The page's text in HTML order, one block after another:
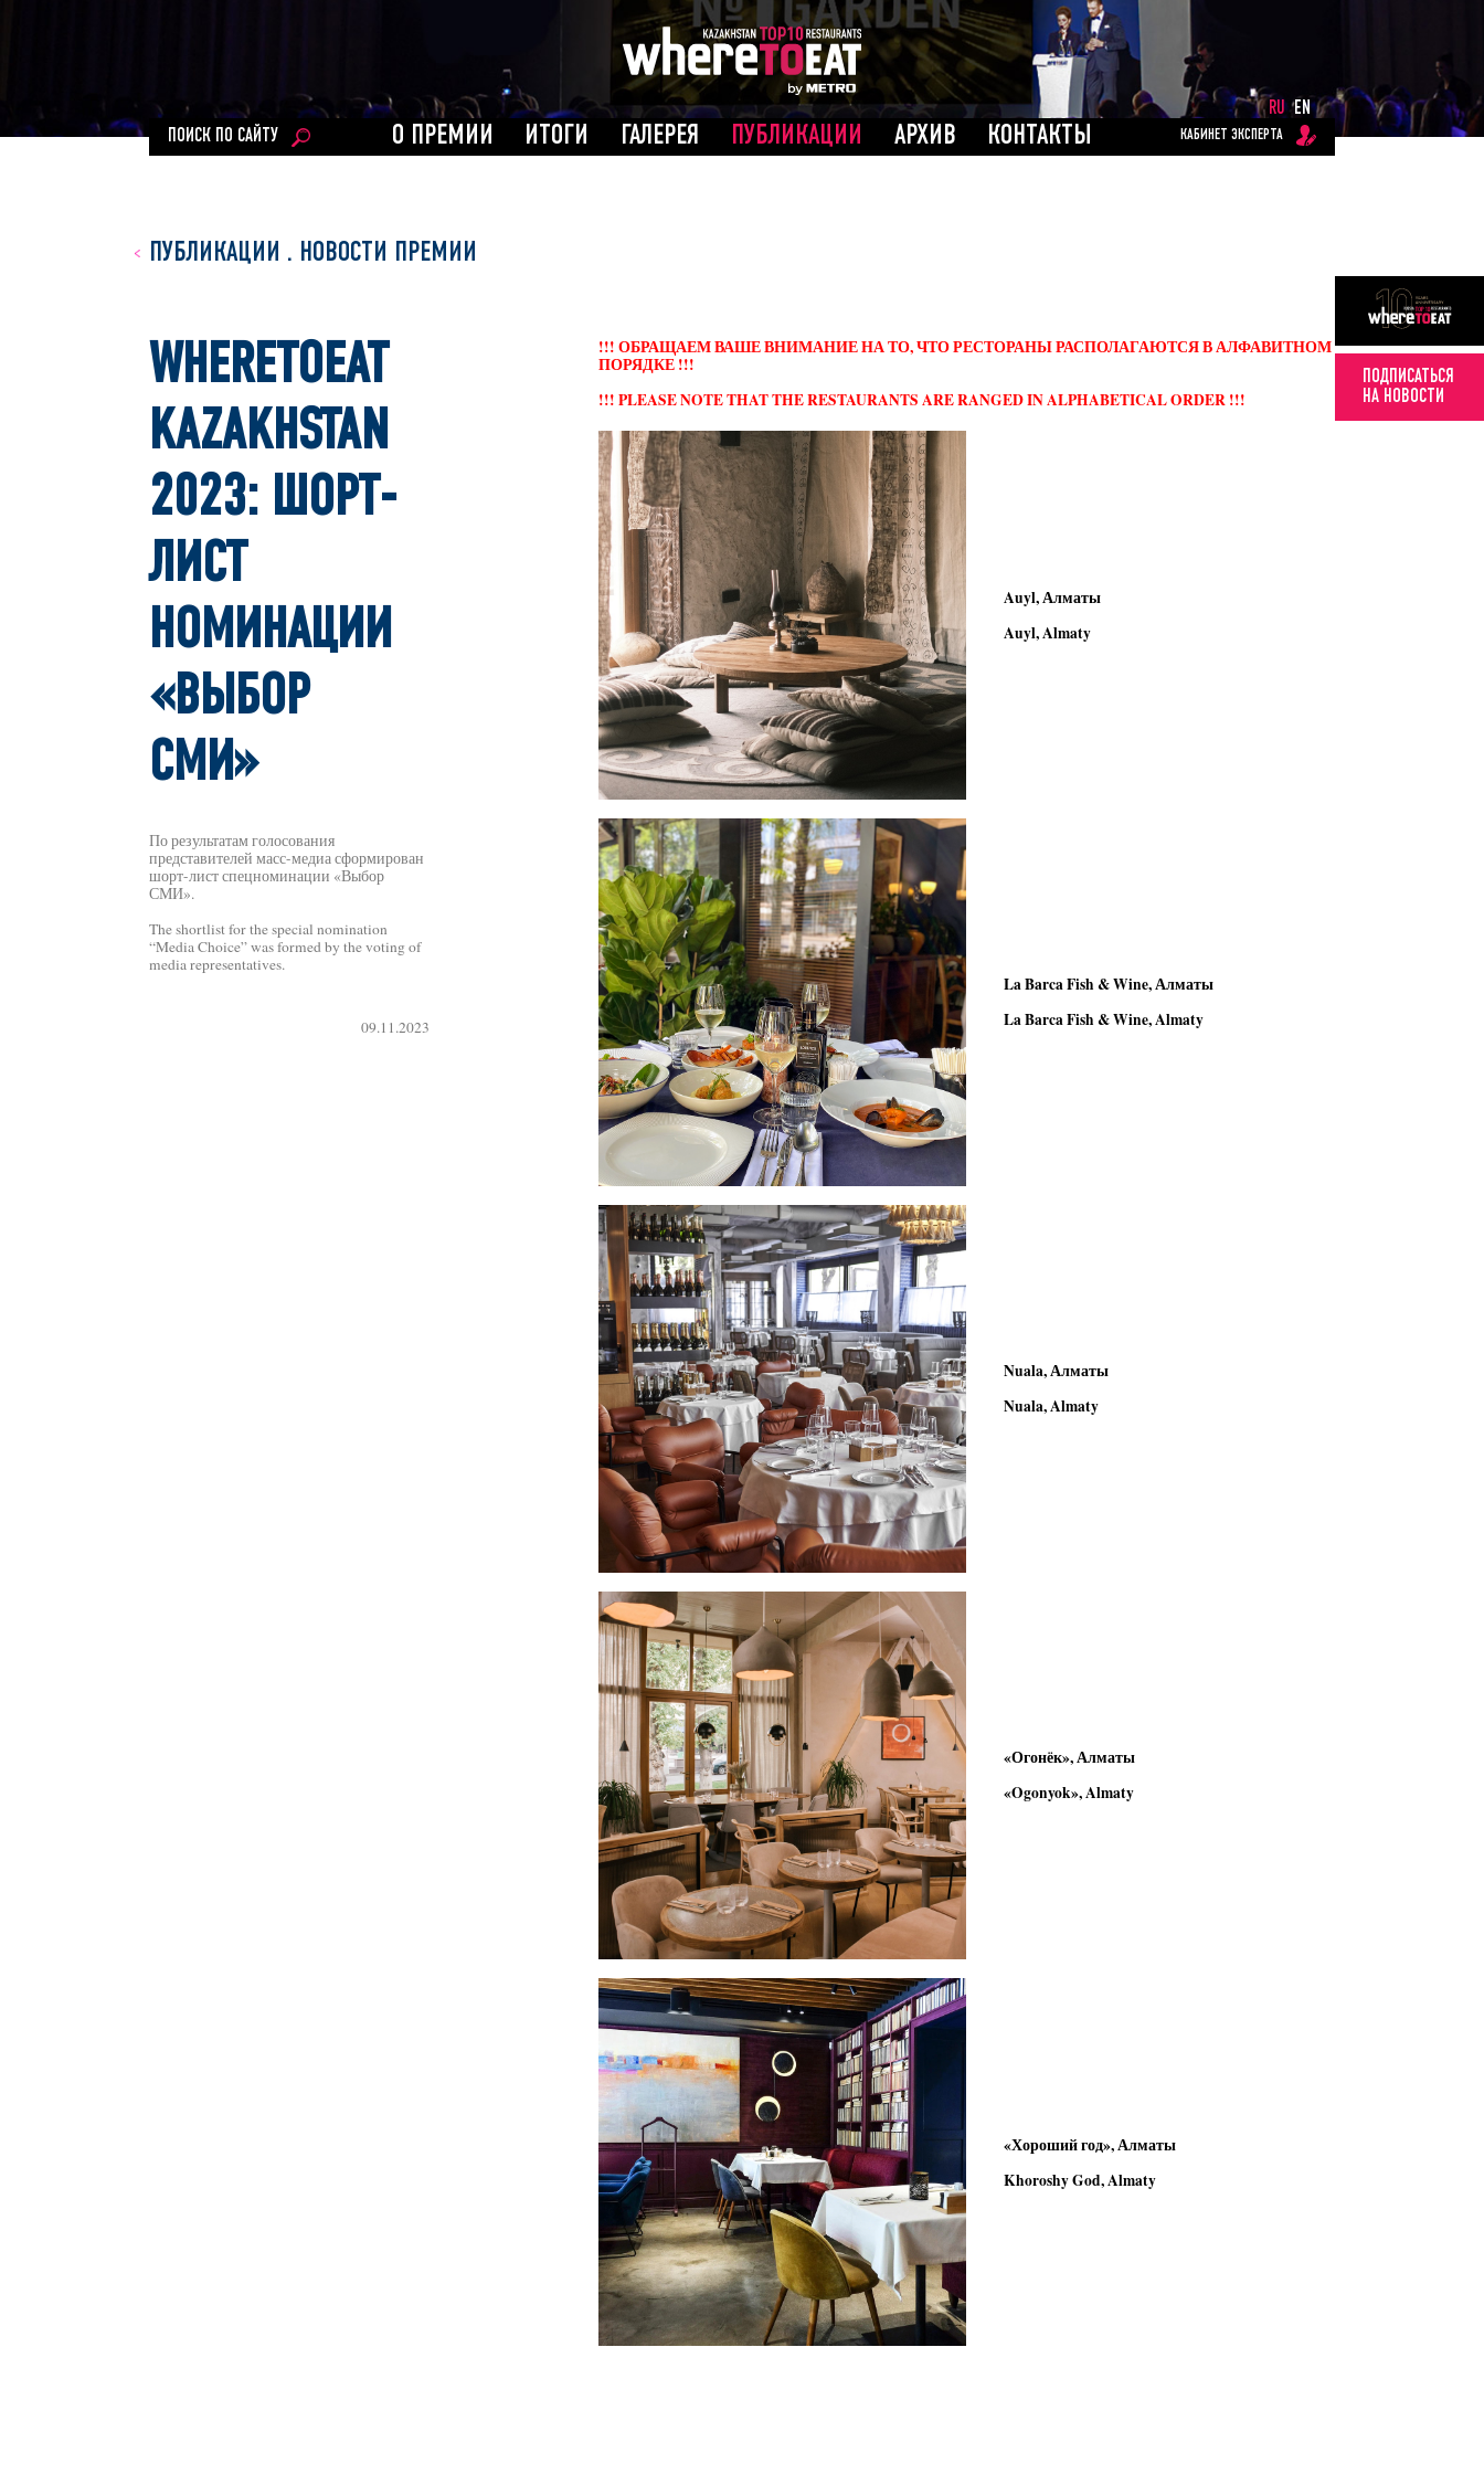
О ПРЕМИИ ИТОГИ ГАЛЕРЕЯ ПУБЛИКАЦИИ АРХИВ КОНТАКТЫ
RU EN
ПОИСК ПО САЙТУ
КАБИНЕТ ЭКСПЕРТА
ПОДПИСАТЬСЯ
НА НОВОСТИ
ПУБЛИКАЦИИ . НОВОСТИ ПРЕМИИ
WHERETOEAT
KAZAKHSTAN
2023: ШОРТ-
ЛИСТ
НОМИНАЦИИ
«ВЫБОР
СМИ»
По результатам голосования
представителей масс-медиа сформирован
шорт-лист спецноминации «Выбор
СМИ».
The shortlist for the special nomination
“Media Choice” was formed by the voting of
media representatives.
09.11.2023
!!! ОБРАЩАЕМ ВАШЕ ВНИМАНИЕ НА ТО, ЧТО РЕСТОРАНЫ РАСПОЛАГАЮТСЯ В АЛФАВИТНОМ
ПОРЯДКЕ !!!
!!! PLEASE NOTE THAT THE RESTAURANTS ARE RANGED IN ALPHABETICAL ORDER !!!
Auyl, Алматы
Auyl, Almaty
La Barca Fish & Wine, Алматы
La Barca Fish & Wine, Almaty
Nuala, Алматы
Nuala, Almaty
«Огонёк», Алматы
«Ogonyok», Almaty
«Хороший год», Алматы
Khoroshy God, Almaty